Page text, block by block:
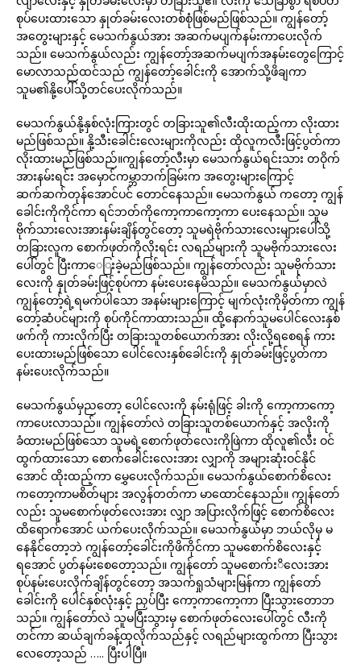
စုပ်ပေးထားသော နှုတ်ခမ်းလေးတစ်စုံဖြစ်မည်ဖြစ်သည်။ ကျွန်တော့်
အတွေးများနှင့် မေသက်နွယ်အား အဆက်မပျက်နမ်းကာပေးလိုက်
သည်။ မေသက်နွယ်လည်း ကျွန်တော့်အဆက်မပျက်အနမ်းတွေကြောင့်
မောလာသည်ထင်သည် ကျွန်တော့်ခေါင်းကို အောက်သို့ဖိချကာ
သူမ၏နို့ပေါ်သို့တင်ပေးလိုက်သည်။
မေသက်နွယ်နို့နှစ်လုံးကြားတွင် တခြားသူ၏လီးထိုးထည့်ကာ လိုးထား
မည်ဖြစ်သည်။ နို့သီးခေါင်းလေးများကိုလည်း ထိုလူကလီးဖြင့်ပွတ်ကာ
လိုးထားမည်ဖြစ်သည်။ကျွန်တော့်လီးမှာ မေသက်နွယ်ရင်းသား တဝိုက်
အားနမ်းရင်း အမှောင်ကမ္ဘာဘက်ခြမ်းက အတွေးများကြောင့်
ဆက်ဆက်တုန်အောင်ပင် တောင်နေသည်။ မေသက်နွယ် ကတော့ ကျွန်
ခေါင်းကိုကိုင်ကာ ရင်ဘတ်ကိုကော့ကာကော့ကာ ပေးနေသည်။ သူမ
ဗိုက်သားလေးအားနမ်းချိန်တွင်တော့ သူမရဲဗိုက်သားလေးများပေါ်သို့
တခြားလူက စောက်ဖုတ်ကိုလိုးရင်း လရည်များကို သူမဗိုက်သားလေး
ပေါ်တွင် ပြီးကာေြးခဲ့မည်ဖြစ်သည်။ ကျွန်တော်လည်း သူမဗိုက်သား
လေးကို နှုတ်ခမ်းဖြင့်စုပ်ကာ နမ်းပေးနေမိသည်။ မေသက်နွယ်မှာလဲ
ကျွန်တော့်ရဲ့ရမက်ပါသော အနမ်းများကြောင့် မျက်လုံးကိုမှိတ်ကာ ကျွန်
တော့်ဆံပင်များကို စုပ်ကိုင်ကာထားသည်။ ထို့နောက်သူမပေါင်လေးနှစ်
ဖက်ကို ကားလိုက်ပြီး တခြားသူတစ်ယောက်အား လိုးလို့ရစေရန် ကား
ပေးထားမည်ဖြစ်သော ပေါင်လေးနှစ်ခေါင်းကို နှုတ်ခမ်းဖြင့်ပွတ်ကာ
နမ်းပေးလိုက်သည်။
မေသက်နွယ်မှညတော့ ပေါင်လေးကို နမ်းရုံဖြင့် ခါးကို ကော့ကာကော့
ကာပေးလာသည်။ ကျွန်တော်လဲ တခြားသူတစ်ယောက်နှင့် အလိုးကို
ခံထားမည်ဖြစ်သော သူမရဲ့စောက်ဖုတ်လေးကိုဖြဲကာ ထိုလူ၏လီး ဝင်
ထွက်ထားသော စောက်ခေါင်းလေးအား လျှာကို အများဆုံးဝင်နိုင်
အောင် ထိုးထည့်ကာ မွှေပေးလိုက်သည်။ မေသက်နွယ်စောက်စိလေး
ကတော့ကာမစိတ်များ အလွန်တတ်ကာ မာထောင်နေသည်။ ကျွန်တော်
လည်း သူမစောက်ဖုတ်လေးအား လျှာ အပြားလိုက်ဖြင့် စောက်စိလေး
ထိရောက်အောင် ယက်ပေးလိုက်သည်။ မေသက်နွယ်မှာ ဘယ်လိုမှ မ
နေနိုင်တော့ဘဲ ကျွန်တော့်ခေါင်းကိုဖိကိုင်ကာ သူမစောက်စိလေးနှင့်
ရအောင် ပွတ်နမ်းစေတော့သည်။ ကျွန်တော် သူမစောက်းိလေးအား
စုပ်နမ်းပေးလိုက်ချိန်တွင်တော့ အသက်ရှုသံများမြန်ကာ ကျွန်တော်
ခေါင်းကို ပေါင်နှစ်လုံးနှင့် ညှပ်ပြီး ကော့ကာကော့ကာ ပြီးသွားတောဘ
သည်။ ကျွန်တော်လဲ သူမပြီးသွားမှ စောက်ဖုတ်လေးပေါ်တွင် လီးကို
တင်ကာ ဆယ်ချက်ခန့်ထုလိုက်သည်နှင့် လရည်များထွက်ကာ ပြီးသွား
လေတော့သည် ….. ပြီးပါပြီ။